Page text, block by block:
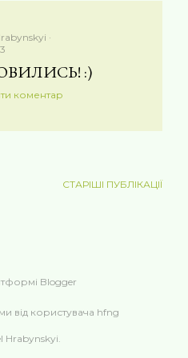
:)
коментар
СТАРІШІ ПУБЛІКАЦІЇ
Blogger
від користувача hfng
Hrabynskyi.